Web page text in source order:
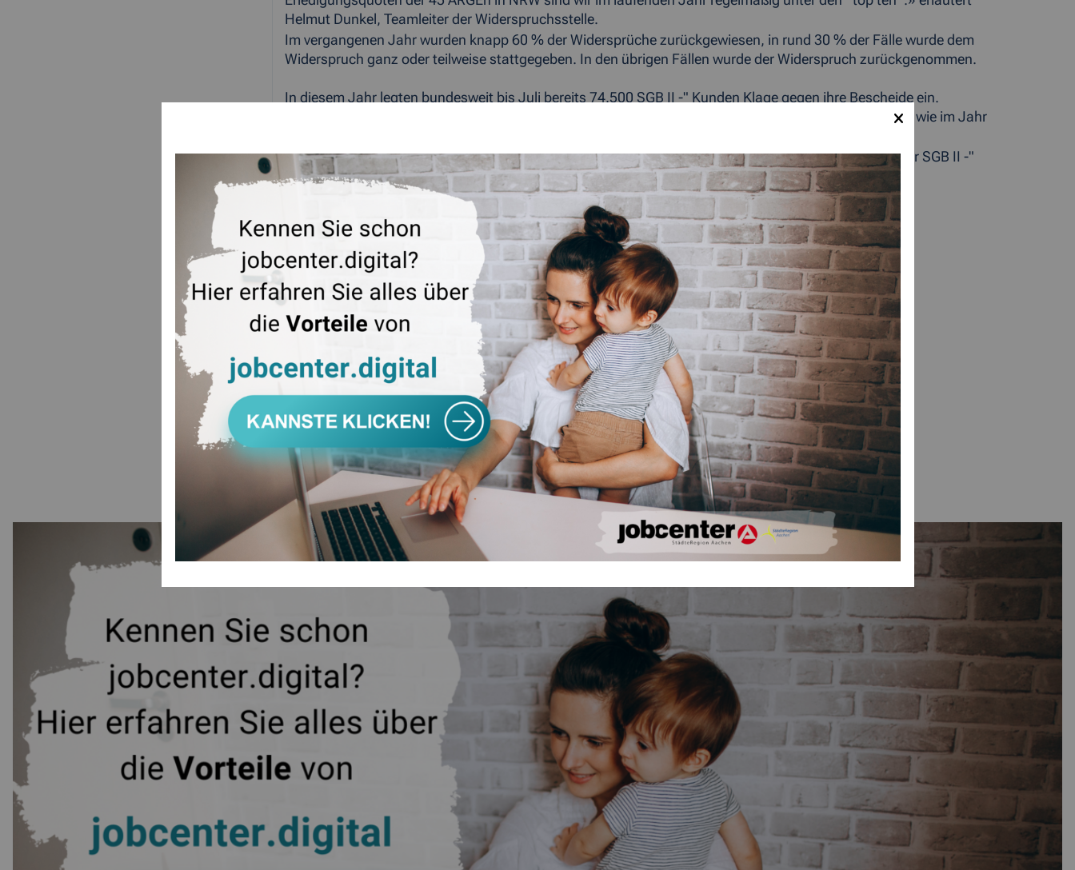
Helmut Dunkel, Teamleiter der Widerspruchsstelle.
Im vergangenen Jahr wurden knapp 60 % der Widersprüche zurückgewiesen, in rund 30 % der Fälle wurde dem
Widerspruch ganz oder teilweise stattgegeben. In den übrigen Fällen wurde der Widerspruch zurückgenommen.
In diesem Jahr legten bundesweit bis Juli bereits 74.500 SGB II -" Kunden Klage gegen ihre Bescheide ein.
Schätzungen besagen, im gesamten Jahr 2008 werden es mehr als 120.000 Klagen -" dreimal so viel wie im Jahr
Jüngst wurde beim Bundessozialgericht in Kassel ein zweiter Senat eingerichtet, der ausschließlich für SGB II -"
Angelegenheiten zuständig ist.
Bei Nachfragen wenden Sie sich bitte an Frau Dr. Schuhmacher,
Tel: 0241-5198-3141, Fax: 0241-5198-3119,
E-Mail: <link email>Katja.Schuhmacher@arge-sgb2.de
ZURÜCK